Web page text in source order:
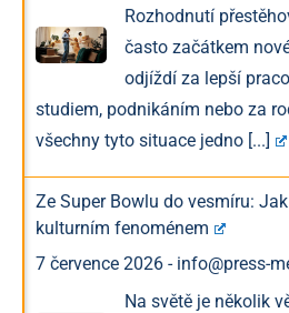
Rozhodnutí
často začátkem
odjíždí za lepší
studiem, podnikáním nebo za
všechny tyto situace jedno [...]
Ze Super Bowlu do vesmíru:
kulturním fenoménem
7 července 2026 - info@press-
Na světě je několik